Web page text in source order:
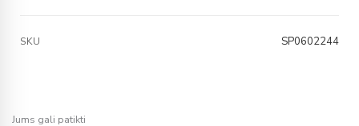
SKU SP0602244
Jums gali patikti